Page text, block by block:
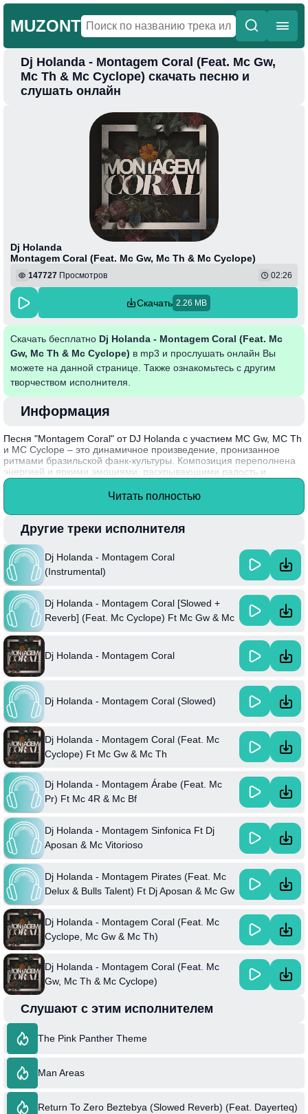
MUZONT
Главная
Новинки
Dj Holanda - Montagem Coral (Feat. Mc Gw,
Mc Th & Mc Cyclope) скачать песню и
слушать онлайн
Dj Holanda
Montagem Coral (Feat. Mc Gw, Mc Th & Mc Cyclope)
147727 Просмотров 02:26
Скачать 2.26 MB
Скачать бесплатно Dj Holanda - Montagem Coral (Feat. Mc
Gw, Mc Th & Mc Cyclope) в mp3 и прослушать онлайн Вы
можете на данной странице. Также ознакомьтесь с другим
творчеством исполнителя.
Информация
Песня "Montagem Coral" от DJ Holanda с участием MC Gw, MC Th
и MC Cyclope – это динамичное произведение, пронизанное
ритмами бразильской фанк-культуры. Композиция переполнена
энергией и яркими эмоциями, раскрывающими радость и
свободу в уличной жизни. Тексты исполнителей отражают
повседневные реалии и стремления молодежи, создавая
приглашают слушателей танцевать и отдаваться музыке, что
делает трек неотъемлемой частью вечеринок и мероприятий.
DJ Holanda, заметная фигура в мире бразильской музыки,
активно работает над популяризацией фанк-жанра и
сотрудничает с многими известными артистами.
Читать полностью
Другие треки исполнителя
Dj Holanda - Montagem Coral
(Instrumental)
Dj Holanda - Montagem Coral [Slowed +
Reverb] (Feat. Mc Cyclope) Ft Mc Gw & Mc
Dj Holanda - Montagem Coral
Dj Holanda - Montagem Coral (Slowed)
Dj Holanda - Montagem Coral (Feat. Mc
Cyclope) Ft Mc Gw & Mc Th
Dj Holanda - Montagem Árabe (Feat. Mc
Pr) Ft Mc 4R & Mc Bf
Dj Holanda - Montagem Sinfonica Ft Dj
Aposan & Mc Vitorioso
Dj Holanda - Montagem Pirates (Feat. Mc
Delux & Bulls Talent) Ft Dj Aposan & Mc Gw
Dj Holanda - Montagem Coral (Feat. Mc
Cyclope, Mc Gw & Mc Th)
Dj Holanda - Montagem Coral (Feat. Mc
Gw, Mc Th & Mc Cyclope)
Слушают с этим исполнителем
The Pink Panther Theme
Man Areas
Return To Zero Beztebya (Slowed Reverb) (Feat. Dayerteq)